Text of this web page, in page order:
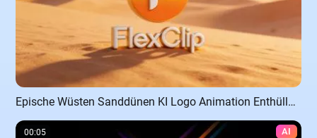
Epische Wüsten Sanddünen KI Logo Animation Enthüllungs Intro
AI
00:05